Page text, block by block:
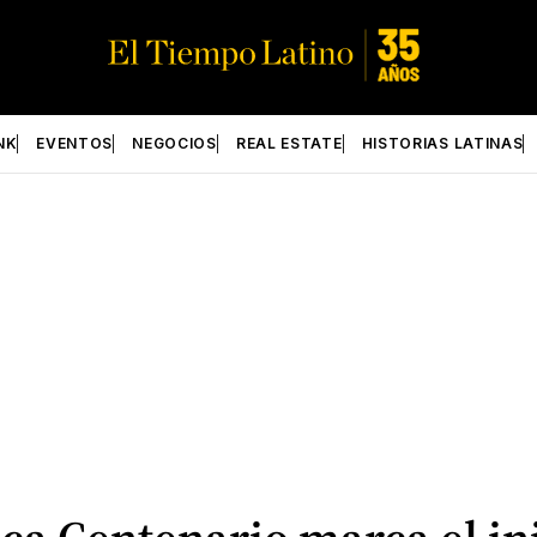
EVENTOS NEGOCIOS REAL ESTATE HISTORIAS LATINAS